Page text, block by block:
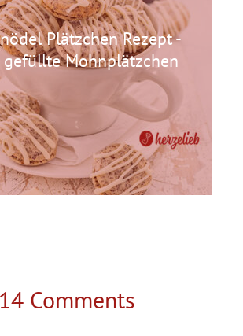
Plätzchen Rezept -
Mohnplätzchen
14 Comments